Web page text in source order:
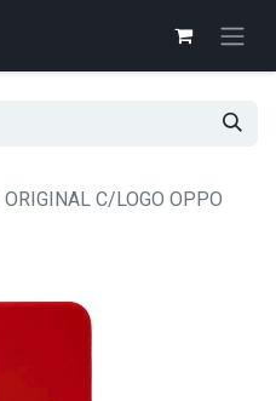
C/LOGO OPPO